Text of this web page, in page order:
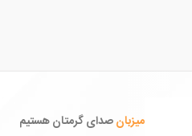
میزبانصدای گرمتان هستیم